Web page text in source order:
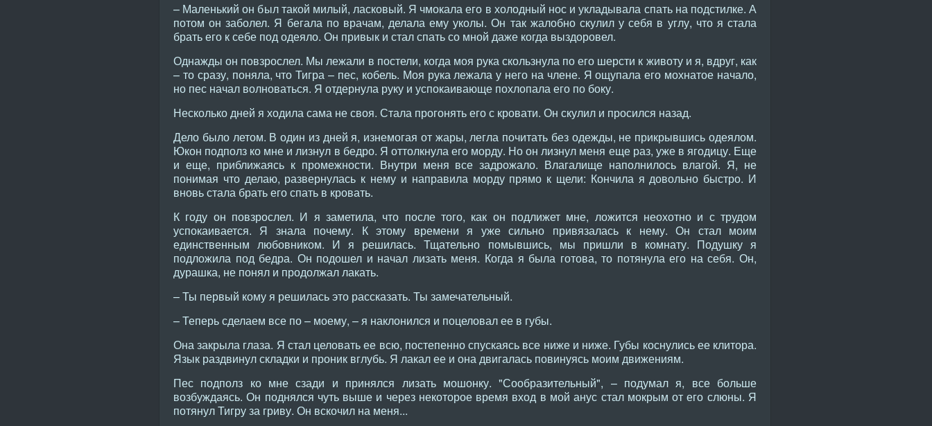
– Маленький он был такой милый, ласковый. Я чмокала его в холодный нос и укладывала спать на подстилке. А
потом он заболел. Я бегала по врачам, делала ему уколы. Он так жалобно скулил у себя в углу, что я стала
брать его к себе под одеяло. Он привык и стал спать со мной даже когда выздоровел.
Однажды он повзрослел. Мы лежали в постели, когда моя рука скользнула по его шерсти к животу и я, вдруг, как
– то сразу, поняла, что Тигра – пес, кобель. Моя рука лежала у него на члене. Я ощупала его мохнатое начало,
но пес начал волноваться. Я отдернула руку и успокаивающе похлопала его по боку.
Несколько дней я ходила сама не своя. Стала прогонять его с кровати. Он скулил и просился назад.
Дело было летом. В один из дней я, изнемогая от жары, легла почитать без одежды, не прикрывшись одеялом.
Юкон подполз ко мне и лизнул в бедро. Я оттолкнула его морду. Но он лизнул меня еще раз, уже в ягодицу. Еще
и еще, приближаясь к промежности. Внутри меня все задрожало. Влагалище наполнилось влагой. Я, не
понимая что делаю, развернулась к нему и направила морду прямо к щели: Кончила я довольно быстро. И
вновь стала брать его спать в кровать.
К году он повзрослел. И я заметила, что после того, как он подлижет мне, ложится неохотно и с трудом
успокаивается. Я знала почему. К этому времени я уже сильно привязалась к нему. Он стал моим
единственным любовником. И я решилась. Тщательно помывшись, мы пришли в комнату. Подушку я
подложила под бедра. Он подошел и начал лизать меня. Когда я была готова, то потянула его на себя. Он,
дурашка, не понял и продолжал лакать.
– Ты первый кому я решилась это рассказать. Ты замечательный.
– Теперь сделаем все по – моему, – я наклонился и поцеловал ее в губы.
Она закрыла глаза. Я стал целовать ее всю, постепенно спускаясь все ниже и ниже. Губы коснулись ее клитора.
Язык раздвинул складки и проник вглубь. Я лакал ее и она двигалась повинуясь моим движениям.
Пес подполз ко мне сзади и принялся лизать мошонку. "Сообразительный", – подумал я, все больше
возбуждаясь. Он поднялся чуть выше и через некоторое время вход в мой анус стал мокрым от его слюны. Я
потянул Тигру за гриву. Он вскочил на меня...